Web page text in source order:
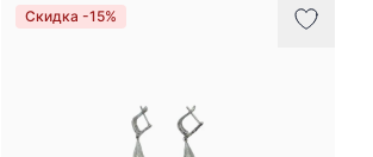
Скидка -15%